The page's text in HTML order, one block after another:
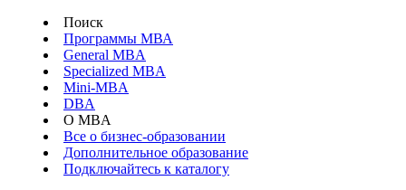
Поиск
Программы МВА
General MBA
Specialized MBA
Mini-MBA
DBA
О MBA
Все о бизнес-образовании
Дополнительное образование
Подключайтесь к каталогу